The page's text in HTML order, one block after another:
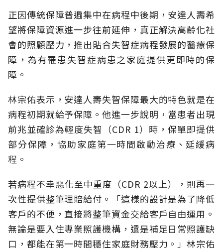
正因傳統保障普遍集中在病程中後期，安達人壽希
望將保障資源進一步往前延伸，真正解決高齡化社
會的照顧壓力，推出貼合失智症病程發展的醫療保
障，為有罹患失智症病患之家庭提供更即時的保
障。
林宗佑表示，安達人壽失智保障最大的特色就是在
病程初期就給予保障。他進一步說明，當患者出現
前兆並確診為輕度失智（CDR 1）時，保單即提供
部分保障，協助家庭第一時間啟動治療、延緩病
程。
若病程不幸惡化至中重度（CDR 2以上），則再一
次性提供整筆理賠給付。「這樣的設計是為了降低
客戶的不便，直接將整筆資金交給客戶自由運用。
無論是要入住專業照護機構，還是補足日常照護缺
口，都能在第一時間穩住家庭財務壓力。」林宗佑